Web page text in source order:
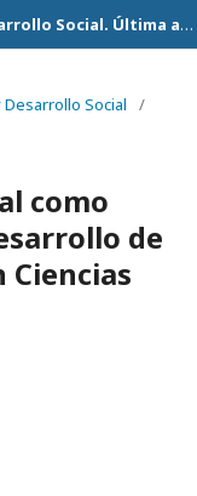
Ixaya. Revista Universitaria de Desarrollo Social. Última actualización 14 de Julio del 2026
Desarrollo Social
/
como
de
Ciencias